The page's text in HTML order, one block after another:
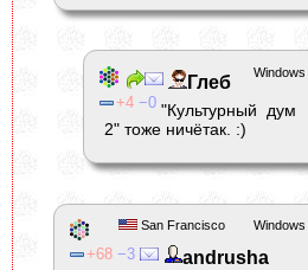
4 0
Глеб
"Культурный дум
2" тоже ничётак. :)
San Francisco
68 3 andrusha